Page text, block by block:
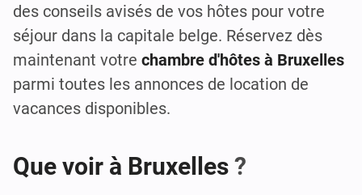
des conseils avisés de vos hôtes pour votre
séjour dans la capitale belge. Réservez dès
maintenant votre chambre d'hôtes à Bruxelles
parmi toutes les annonces de location de
vacances disponibles.
Que voir à Bruxelles ?